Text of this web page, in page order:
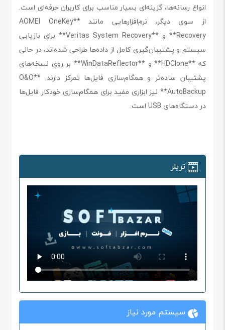
انواع رسانه‌ها، گزینه‌ای بسیار مناسب برای کاربران حرفه‌ای است.
از سوی دیگر، نرم‌افزارهایی مانند **AOMEI OneKey
Recovery** و **Veritas System Recovery** برای بازیابی
سیستم و پشتیبان‌گیری کامل از داده‌ها طراحی شده‌اند، در حالی
که **HDClone** و **WinDataReflector** بر روی نسخه‌های
پشتیبان ساده‌تر و همگام‌سازی فایل‌ها تمرکز دارند. **O&O
AutoBackup** نیز ابزاری مفید برای همگام‌سازی خودکار فایل‌ها
در دستگاه‌های USB است.
تریلر
سیستم مورد نیاز